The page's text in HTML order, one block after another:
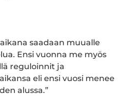
saadaan muualle
Ensi vuonna me myös
reguloinnit ja
eli ensi vuosi menee
alussa.”